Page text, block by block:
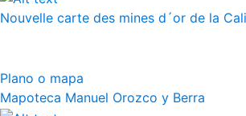
Nouvelle carte des mines d´or de la
Plano o mapa
Mapoteca Manuel Orozco y Berra